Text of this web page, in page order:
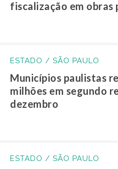
fiscalização em obras
ESTADO / SÃO PAULO
Municípios paulistas
milhões em segundo
dezembro
ESTADO / SÃO PAULO